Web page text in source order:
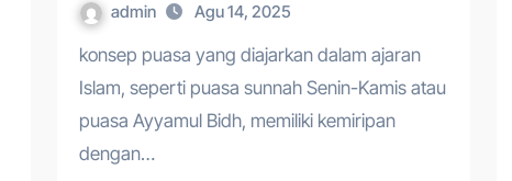
admin Agu 14, 2025
konsep puasa yang diajarkan dalam ajaran
Islam, seperti puasa sunnah Senin-Kamis atau
puasa Ayyamul Bidh, memiliki kemiripan
dengan…